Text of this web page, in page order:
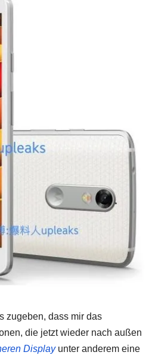
zugeben, dass mir das
die jetzt wieder nach außen
Displayunter anderem eine